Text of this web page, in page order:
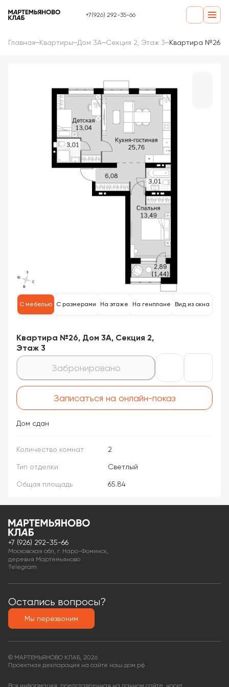
+7(926) 292-35-66
Главная Квартиры Дом 3А Секция 2, Этаж 3 Квартира №26
С мебелью С размерами На этаже На генплане Вид из окна
Квартира №26, Дом 3А, Секция 2,
Этаж 3
Забронировано
Записаться на онлайн-показ
Дом сдан
Количество комнат 2
Тип отделки Светлый
Общая площадь 65.84
+7 (926) 292-35-66
Московская обл, г. Наро-Фоминск,
деревня Мартемьяново
Telegram
Остались вопросы?
Мы перезвоним
© МАРТЕМЬЯНОВО КЛАБ, 2026
Проектная декларация на сайте наш.дом.рф
Вся информация, представленная на данном сайте, носит